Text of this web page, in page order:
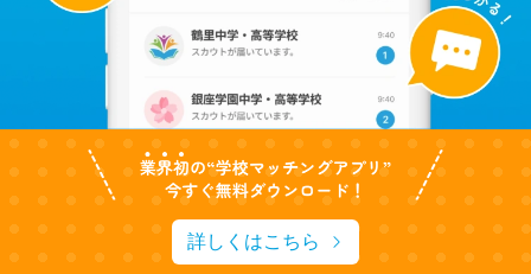
詳しくはこちら